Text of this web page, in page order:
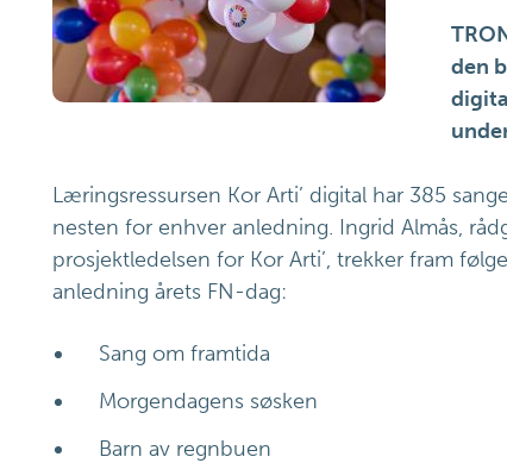
den
Læringsressursen Kor Arti’ digital har 385
nesten for enhver anledning. Ingrid Almås,
prosjektledelsen for Kor Arti’, trekker fram
anledning årets FN-dag:
Sang om framtida
Morgendagens søsken
Barn av regnbuen